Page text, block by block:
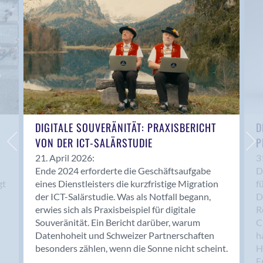
Anwil
Appenzell
Au SG
Baar
Baden
Balsthal
Balzers
Basel
Bassersdorf
Belp
Bendern
Benken (SG)
Bergdietikon
Berlin
Bern
Bern - Liebefeld
DIGITALE SOUVERÄNITÄT: PRAXISBERICHT
VON DER ICT-SALÄRSTUDIE
21. April 2026:
Ende 2024 erforderte die Geschäftsaufgabe
eines Dienstleisters die kurzfristige Migration
der ICT-Salärstudie. Was als Notfall begann,
erwies sich als Praxisbeispiel für digitale
Souveränität. Ein Bericht darüber, warum
Datenhoheit und Schweizer Partnerschaften
besonders zählen, wenn die Sonne nicht scheint.